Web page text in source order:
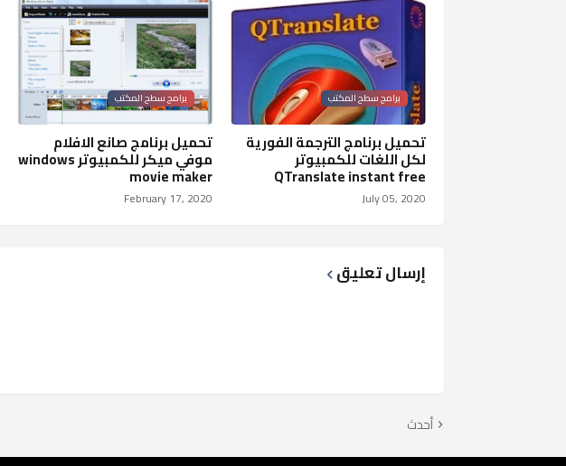
برامج سطح المكتب
تحميل برنامج الترجمة الفورية
لكل اللغات للكمبيوتر
QTranslate instant free
July 05, 2020
برامج سطح المكتب
تحميل برنامج صانع الافلام
موفي ميكر للكمبيوتر windows
movie maker
February 17, 2020
إرسال تعليق
أحدث